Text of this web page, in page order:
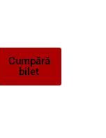
Cumpără
bilet